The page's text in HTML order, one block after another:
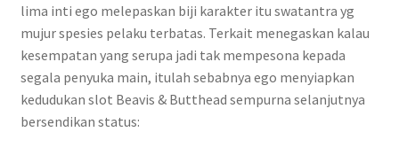
lima inti ego melepaskan biji karakter itu swatantra yg
mujur spesies pelaku terbatas. Terkait menegaskan kalau
kesempatan yang serupa jadi tak mempesona kepada
segala penyuka main, itulah sebabnya ego menyiapkan
kedudukan slot Beavis & Butthead sempurna selanjutnya
bersendikan status: